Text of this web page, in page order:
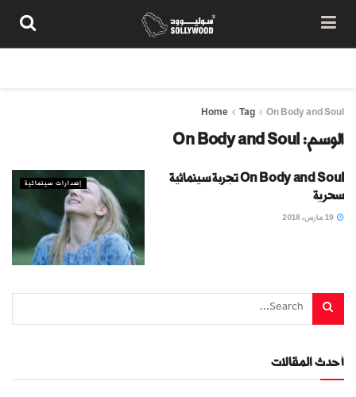
Home Tag On Body and Soul
الوسم: On Body and Soul
إصدارات سينمائية
On Body and Soul تجربة سينمائية
سحرية
أحدث المقالات